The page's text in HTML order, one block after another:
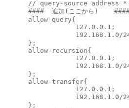
// query-source address *
####  追加(ここから)
       allow-query{
                   127.0.0.1;
192.168.1.0/24;
       };
       allow-recursion{
                   127.0.0.1;
192.168.1.0/24;
       };
       allow-transfer{
                   127.0.0.1;
192.168.1.0/24;
       };